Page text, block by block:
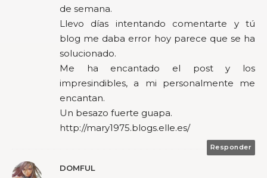
de semana.
Llevo días intentando comentarte y tú
blog me daba error hoy parece que se ha
solucionado.
Me ha encantado el post y los
impresindibles, a mi personalmente me
encantan.
Un besazo fuerte guapa.
http://mary1975.blogs.elle.es/
Responder
DOMFUL